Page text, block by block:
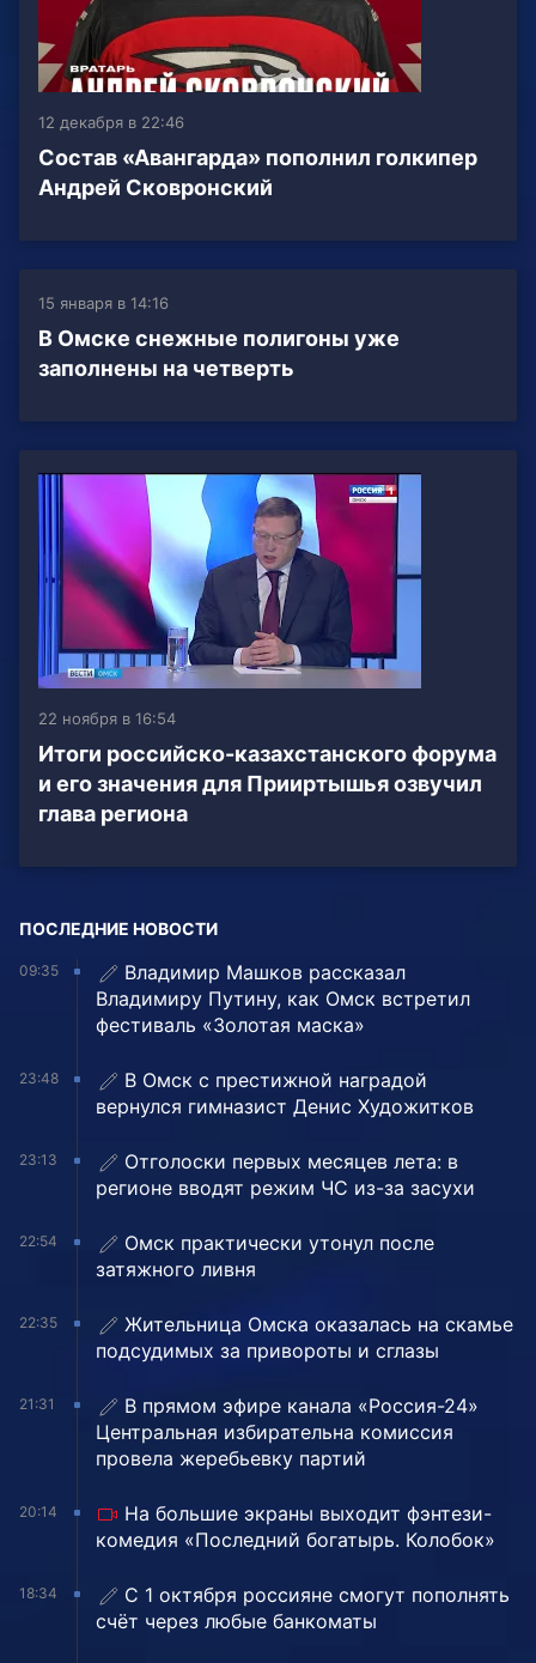
12 декабря в 22:46
Состав «Авангарда» пополнил голкипер
Андрей Сковронский
15 января в 14:16
В Омске снежные полигоны уже
заполнены на четверть
22 ноября в 16:54
Итоги российско-казахстанского форума
и его значения для Прииртышья озвучил
глава региона
ПОСЛЕДНИЕ НОВОСТИ
09:35
Владимир Машков рассказал
Владимиру Путину, как Омск встретил
фестиваль «Золотая маска»
23:48
В Омск с престижной наградой
вернулся гимназист Денис Художитков
23:13
Отголоски первых месяцев лета: в
регионе вводят режим ЧС из-за засухи
22:54
Омск практически утонул после
затяжного ливня
22:35
Жительница Омска оказалась на скамье
подсудимых за привороты и сглазы
21:31
В прямом эфире канала «Россия-24»
Центральная избирательна комиссия
провела жеребьевку партий
20:14
На большие экраны выходит фэнтези-
комедия «Последний богатырь. Колобок»
18:34
С 1 октября россияне смогут пополнять
счёт через любые банкоматы